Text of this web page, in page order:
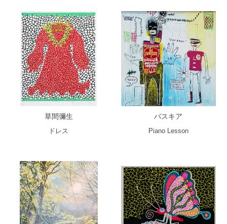
草間彌生
ドレス
バスキア
Piano Lesson